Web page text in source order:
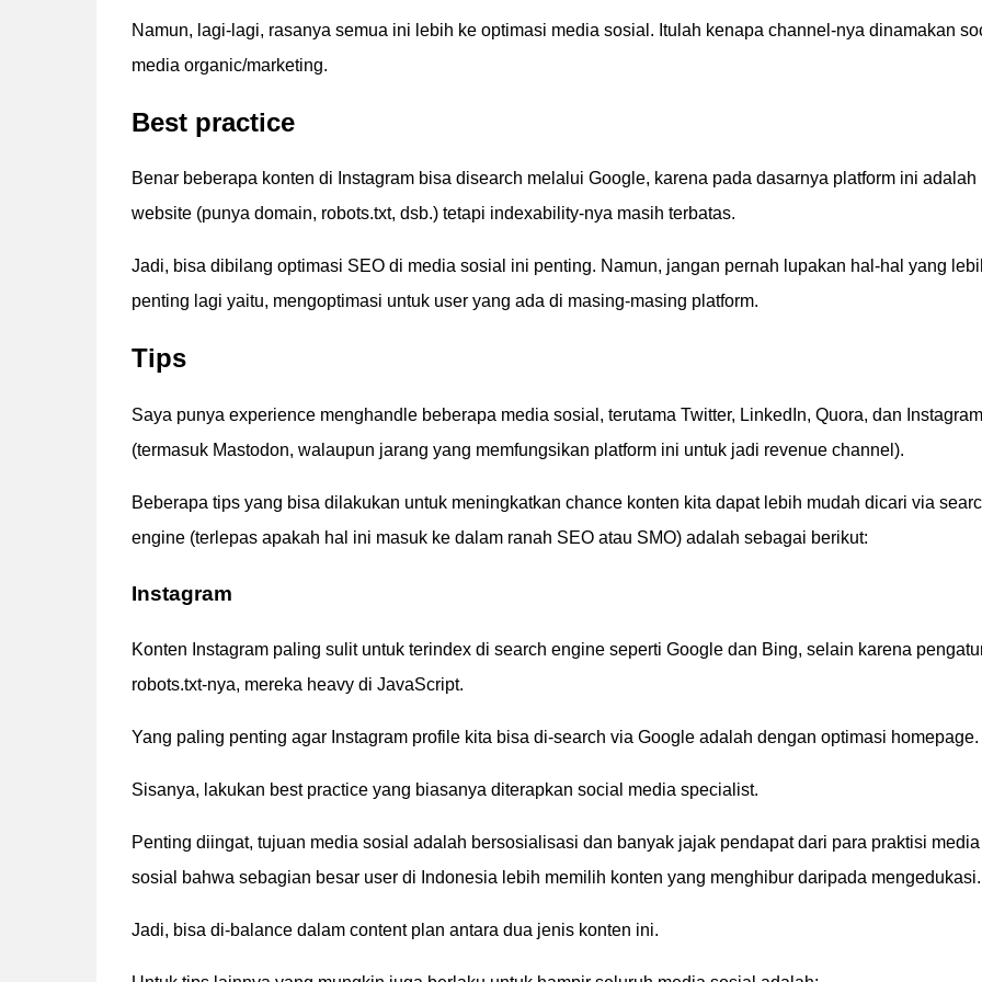
Namun, lagi-lagi, rasanya semua ini lebih ke optimasi media sosial. Itulah kenapa channel-nya dinamakan
media organic/marketing.
Best practice
Benar beberapa konten di Instagram bisa disearch melalui Google, karena pada dasarnya platform ini adalah
website (punya domain, robots.txt, dsb.) tetapi indexability-nya masih terbatas.
Jadi, bisa dibilang optimasi SEO di media sosial ini penting. Namun, jangan pernah lupakan hal-hal yang
penting lagi yaitu, mengoptimasi untuk user yang ada di masing-masing platform.
Tips
Saya punya experience menghandle beberapa media sosial, terutama Twitter, LinkedIn, Quora, dan Instagram
(termasuk Mastodon, walaupun jarang yang memfungsikan platform ini untuk jadi revenue channel).
Beberapa tips yang bisa dilakukan untuk meningkatkan chance konten kita dapat lebih mudah dicari via
engine (terlepas apakah hal ini masuk ke dalam ranah SEO atau SMO) adalah sebagai berikut:
Instagram
Konten Instagram paling sulit untuk terindex di search engine seperti Google dan Bing, selain karena
robots.txt-nya, mereka heavy di JavaScript.
Yang paling penting agar Instagram profile kita bisa di-search via Google adalah dengan optimasi homepage.
Sisanya, lakukan best practice yang biasanya diterapkan social media specialist.
Penting diingat, tujuan media sosial adalah bersosialisasi dan banyak jajak pendapat dari para praktisi media
sosial bahwa sebagian besar user di Indonesia lebih memilih konten yang menghibur daripada mengedukasi.
Jadi, bisa di-balance dalam content plan antara dua jenis konten ini.